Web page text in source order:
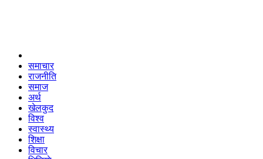
समाचार
राजनीति
समाज
अर्थ
खेलकुद
विश्व
स्वास्थ्य
शिक्षा
विचार